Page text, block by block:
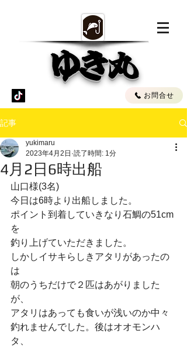
ゆき丸
お問合せ
記事
4月2日6時出船
yukimaru
2023年4月2日 読了時間: 1分
山口様(3名)
今日は6時より出船しました。
ポイント到着していきなり石鯛の51cm
を
釣り上げていただきました。
しかしイサキらしきアタリがあったの
は
朝のうちだけで２匹はあがりました
が、
アタリはあっても食いが浅いのか中々
釣れませんでした。後はオオモンハ
タ、